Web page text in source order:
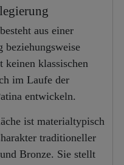
aus einer
klassischen
im Laufe der
entwickeln.
ist materialtypisch
traditioneller
Bronze. Sie stellt